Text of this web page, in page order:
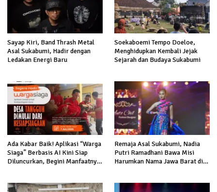
Sayap Kiri, Band Thrash Metal
Asal Sukabumi, Hadir dengan
Ledakan Energi Baru
Soekaboemi Tempo Doeloe,
Menghidupkan Kembali Jejak
Sejarah dan Budaya Sukabumi
Ada Kabar Baik! Aplikasi “Warga
Siaga” Berbasis AI Kini Siap
Diluncurkan, Begini Manfaatnya
Remaja Asal Sukabumi, Nadia
Putri Ramadhani Bawa Misi
Harumkan Nama Jawa Barat di